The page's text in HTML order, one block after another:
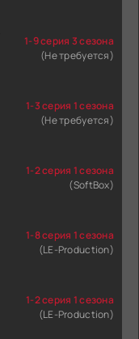
1-9 серия 3 сезона
(Не требуется)
1-3 серия 1 сезона
(Не требуется)
1-2 серия 1 сезона
(SoftBox)
1-8 серия 1 сезона
(LE-Production)
1-2 серия 1 сезона
(LE-Production)